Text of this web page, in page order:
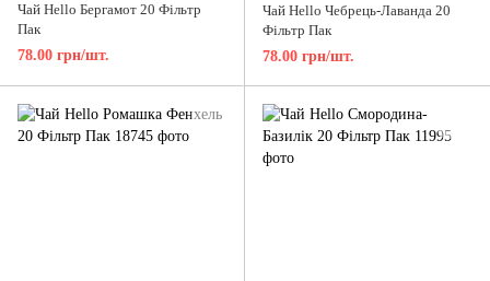
Чай Hello Бергамот 20 Фільтр
Пак
78.00 грн/шт.
Чай Hello Чебрець-Лаванда 20
Фільтр Пак
78.00 грн/шт.